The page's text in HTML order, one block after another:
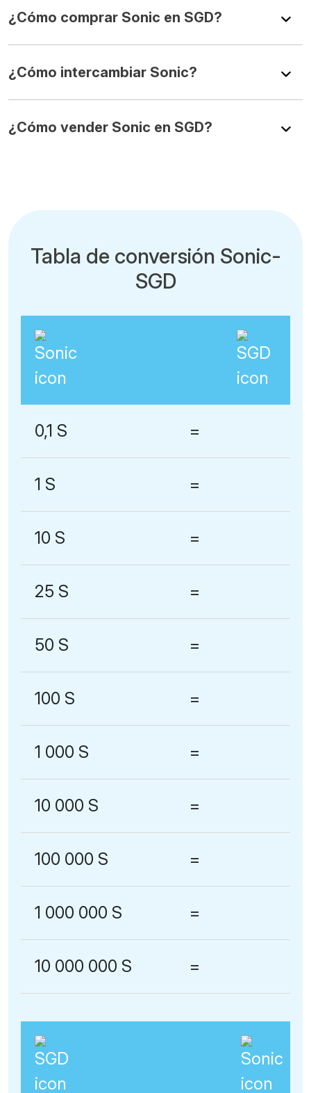
¿Cómo comprar Sonic en SGD?
¿Cómo intercambiar Sonic?
¿Cómo vender Sonic en SGD?
Tabla de conversión Sonic-
SGD
0,1 S =
1 S =
10 S =
25 S =
50 S =
100 S =
1 000 S =
10 000 S =
100 000 S =
1 000 000 S =
10 000 000 S =